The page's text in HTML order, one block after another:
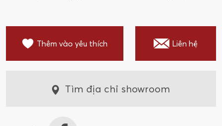
Thêm vào yêu thích Liên hệ
Tìm địa chỉ showroom